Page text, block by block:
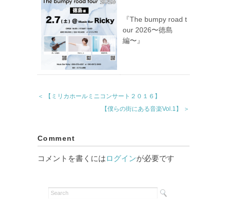
『The bumpy road t
our 2026〜徳島
編〜』
＜ 【ミリカホールミニコンサート２０１６】
【僕らの街にある音楽Vol.1】 ＞
Comment
コメントを書くにはログインが必要です